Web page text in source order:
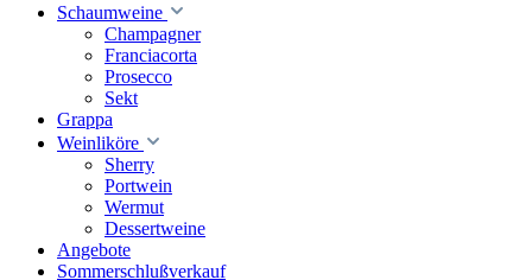
Schaumweine
Champagner
Franciacorta
Prosecco
Sekt
Grappa
Weinliköre
Sherry
Portwein
Wermut
Dessertweine
Angebote
Sommerschlußverkauf